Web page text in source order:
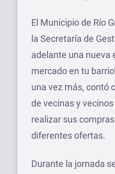
El Municipio de Río
la Secretaría de
adelante una nueva
mercado en tu
una vez más, contó
de vecinas y
realizar sus
diferentes ofertas.
Durante la jornada